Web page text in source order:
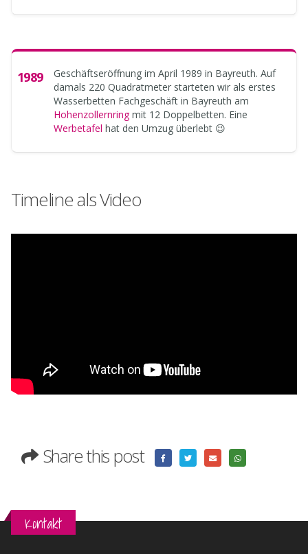
1989
Geschäftseröffnung im April 1989 in Bayreuth. Auf
damals 220 Quadratmeter starteten wir als erstes
Wasserbetten Fachgeschäft in Bayreuth am
Hohenzollernringmit 12 Doppelbetten. Eine
Werbetafel hat den Umzug überlebt 😉
Timeline als Video
Share this post
Kontakt